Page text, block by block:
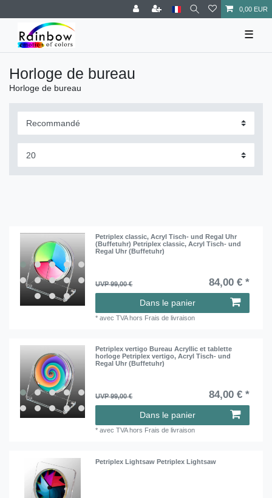
0,00 EUR
☰
Horloge de bureau
Horloge de bureau
Petriplex classic, Acryl Tisch- und Regal Uhr
(Buffetuhr) Petriplex classic, Acryl Tisch- und
Regal Uhr (Buffetuhr)
UVP 99,00 € 84,00 € *
Dans le panier
*avec TVAhors Frais de livraison
Petriplex vertigo Bureau Acryllic et tablette
horloge Petriplex vertigo, Acryl Tisch- und
Regal Uhr (Buffetuhr)
UVP 99,00 € 84,00 € *
Dans le panier
*avec TVAhors Frais de livraison
Petriplex Lightsaw Petriplex Lightsaw